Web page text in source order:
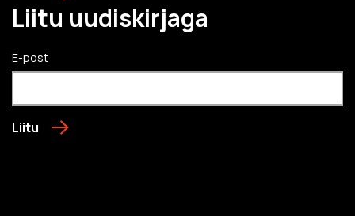
Liitu uudiskirjaga
E-post
Liitu